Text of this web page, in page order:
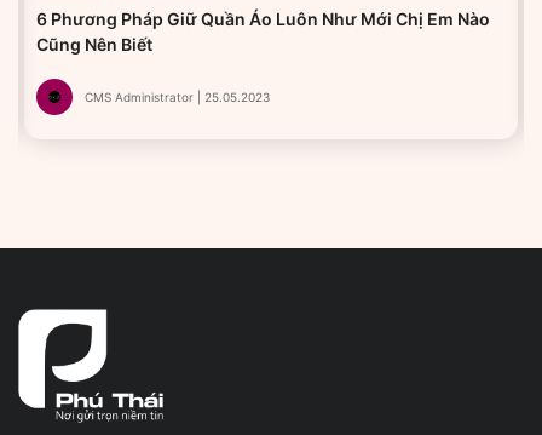
6 Phương Pháp Giữ Quần Áo Luôn Như Mới Chị Em Nào
Cũng Nên Biết
CMS Administrator | 25.05.2023